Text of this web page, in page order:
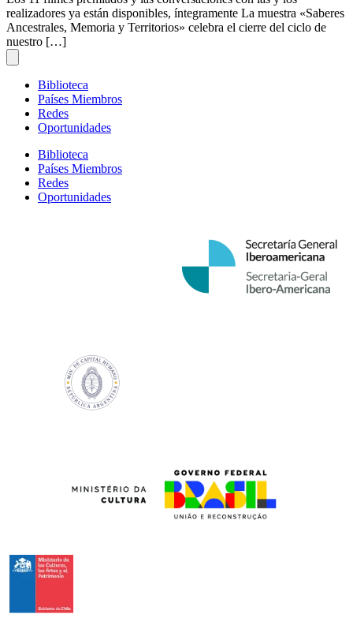
realizadores ya están disponibles, íntegramente La muestra «Saberes
Ancestrales, Memoria y Territorios» celebra el cierre del ciclo de
nuestro […]
Biblioteca
Países Miembros
Redes
Oportunidades
Biblioteca
Países Miembros
Redes
Oportunidades